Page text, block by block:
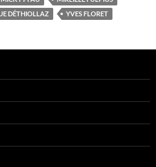
DÉTHIOLLAZ YVES FLORET